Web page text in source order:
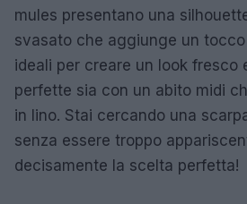
mules presentano una
svasato che aggiunge un
ideali per creare un look fresco
perfette sia con un abito midi
in lino. Stai cercando una
senza essere troppo
decisamente la scelta perfetta!